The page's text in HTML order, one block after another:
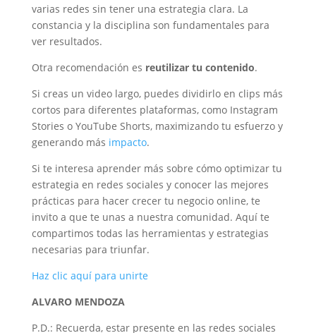
varias redes sin tener una estrategia clara. La
constancia y la disciplina son fundamentales para
ver resultados.
Otra recomendación es reutilizar tu contenido.
Si creas un video largo, puedes dividirlo en clips más
cortos para diferentes plataformas, como Instagram
Stories o YouTube Shorts, maximizando tu esfuerzo y
generando más impacto.
Si te interesa aprender más sobre cómo optimizar tu
estrategia en redes sociales y conocer las mejores
prácticas para hacer crecer tu negocio online, te
invito a que te unas a nuestra comunidad. Aquí te
compartimos todas las herramientas y estrategias
necesarias para triunfar.
Haz clic aquí para unirte
ALVARO MENDOZA
P.D.: Recuerda, estar presente en las redes sociales